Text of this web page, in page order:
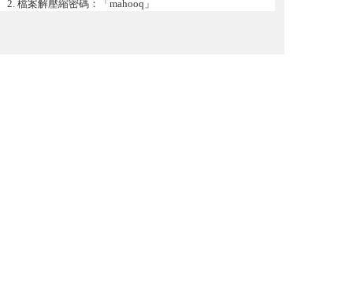
2. 檔案解壓縮密碼：「mahooq」